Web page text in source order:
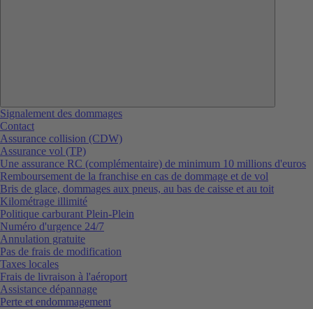
Signalement des dommages
Contact
Assurance collision (CDW)
Assurance vol (TP)
Une assurance RC (complémentaire) de minimum 10 millions d'euros
Remboursement de la franchise en cas de dommage et de vol
Bris de glace, dommages aux pneus, au bas de caisse et au toit
Kilométrage illimité
Politique carburant Plein-Plein
Numéro d'urgence 24/7
Annulation gratuite
Pas de frais de modification
Taxes locales
Frais de livraison à l'aéroport
Assistance dépannage
Perte et endommagement